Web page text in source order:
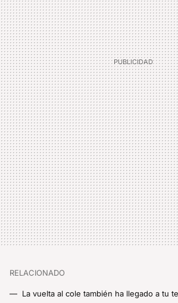
RELACIONADO